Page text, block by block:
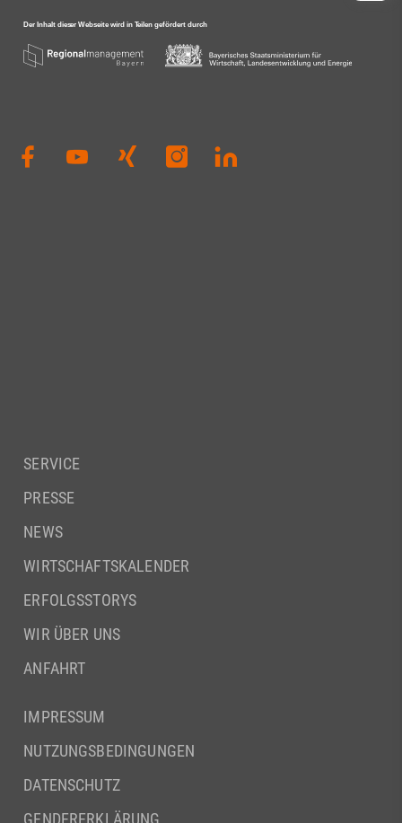
SERVICE
PRESSE
NEWS
WIRTSCHAFTSKALENDER
ERFOLGSSTORYS
WIR ÜBER UNS
ANFAHRT
IMPRESSUM
NUTZUNGSBEDINGUNGEN
DATENSCHUTZ
GENDERERKLÄRUNG